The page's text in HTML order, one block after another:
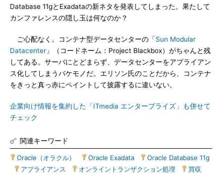
Database 11gとExadataの新ネタを発表してしまった。果たして
カンファレンスの隠し玉は何なのか？
ご心配なく。コンテナ型データセンターの「Sun Modular
Datacenter 」（コードネーム：Project Blackbox）がちゃんと残
してある。サーバにとどまらず、データセンターをアプライアン
ス化してしまうバケモノだ。エリソン氏のことだから、コンテナ
をきっと真っ赤にペイントして披露するに違いない。
企業向け情報を集約した「ITmedia エンタープライズ」も併せて
チェック
関連キーワード
Oracle（オラクル） Oracle Exadata
Oracle Database 11g
アプライアンス オンライントランザクション処理 買収